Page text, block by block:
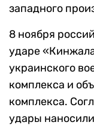
западного
8 ноября
ударе
украинского
комплекса и
комплекса.
удары